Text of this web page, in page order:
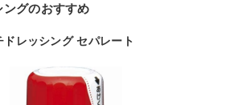
グのおすすめ
レッシング セパレート